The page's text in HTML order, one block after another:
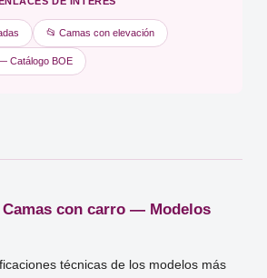
📂 Camas con elevación
Catálogo BOE
con carro — Modelos
técnicas de los modelos más